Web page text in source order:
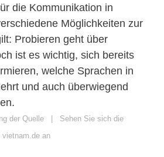
die Kommunikation in
Möglichkeiten zur
Probieren geht über
ist es wichtig, sich bereits
welche Sprachen in
und auch überwiegend
der Quelle | Sehen Sie sich die
vietnam.de an